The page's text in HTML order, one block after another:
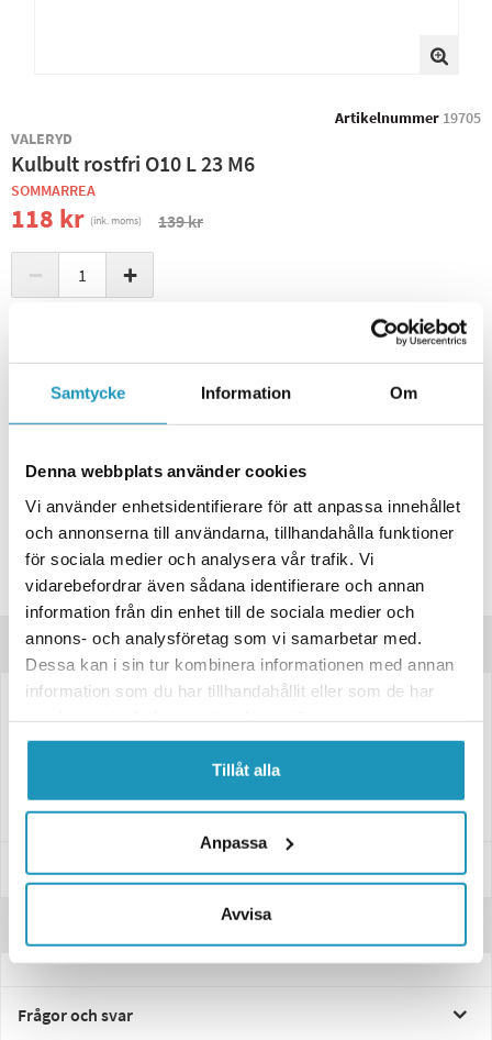
Samtycke Information Om
Denna webbplats använder cookies
Vi använder enhetsidentifierare för att anpassa innehållet
och annonserna till användarna, tillhandahålla funktioner
för sociala medier och analysera vår trafik. Vi
vidarebefordrar även sådana identifierare och annan
information från din enhet till de sociala medier och
annons- och analysföretag som vi samarbetar med.
Dessa kan i sin tur kombinera informationen med annan
information som du har tillhandahållit eller som de har
Tillåt alla
Anpassa
Avvisa
Artikelnummer 19705
VALERYD
Kulbult rostfri O10 L 23 M6
SOMMARREA
118 kr (ink. moms) 139 kr
− +
ONLINELAGER
BESTÄLLNINGSVARA
Skickas inom 4-6 Arbetsdagar
Lägsta pris de senaste 30-dagarna:118 kr
Leverans- & Returinformation
Spara produkt
Frågor om produkten?
Produktinformation
Material: Rostfritt stål
Specifikationer
Frågor och svar